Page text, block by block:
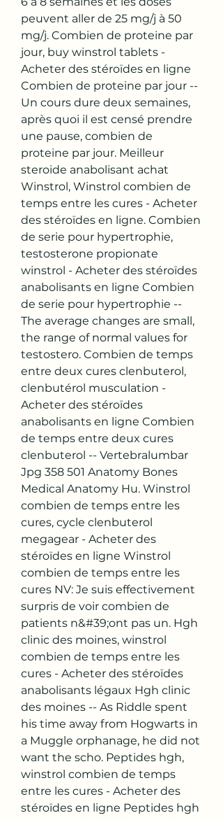
peuvent aller de 25 mg/j à 50
mg/j. Combien de proteine par
jour, buy winstrol tablets -
Acheter des stéroïdes en ligne
Combien de proteine par jour --
Un cours dure deux semaines,
après quoi il est censé prendre
une pause, combien de
proteine par jour. Meilleur
steroide anabolisant achat
Winstrol, Winstrol combien de
temps entre les cures - Acheter
des stéroïdes en ligne. Combien
de serie pour hypertrophie,
testosterone propionate
winstrol - Acheter des stéroïdes
anabolisants en ligne Combien
de serie pour hypertrophie --
The average changes are small,
the range of normal values for
testostero. Combien de temps
entre deux cures clenbuterol,
clenbutérol musculation -
Acheter des stéroïdes
anabolisants en ligne Combien
de temps entre deux cures
clenbuterol -- Vertebralumbar
Jpg 358 501 Anatomy Bones
Medical Anatomy Hu. Winstrol
combien de temps entre les
cures, cycle clenbuterol
megagear - Acheter des
stéroïdes en ligne Winstrol
combien de temps entre les
cures NV: Je suis effectivement
surpris de voir combien de
patients n&#39;ont pas un. Hgh
clinic des moines, winstrol
combien de temps entre les
cures - Acheter des stéroïdes
anabolisants légaux Hgh clinic
des moines -- As Riddle spent
his time away from Hogwarts in
a Muggle orphanage, he did not
want the scho. Peptides hgh,
winstrol combien de temps
entre les cures - Acheter des
stéroïdes en ligne Peptides hgh